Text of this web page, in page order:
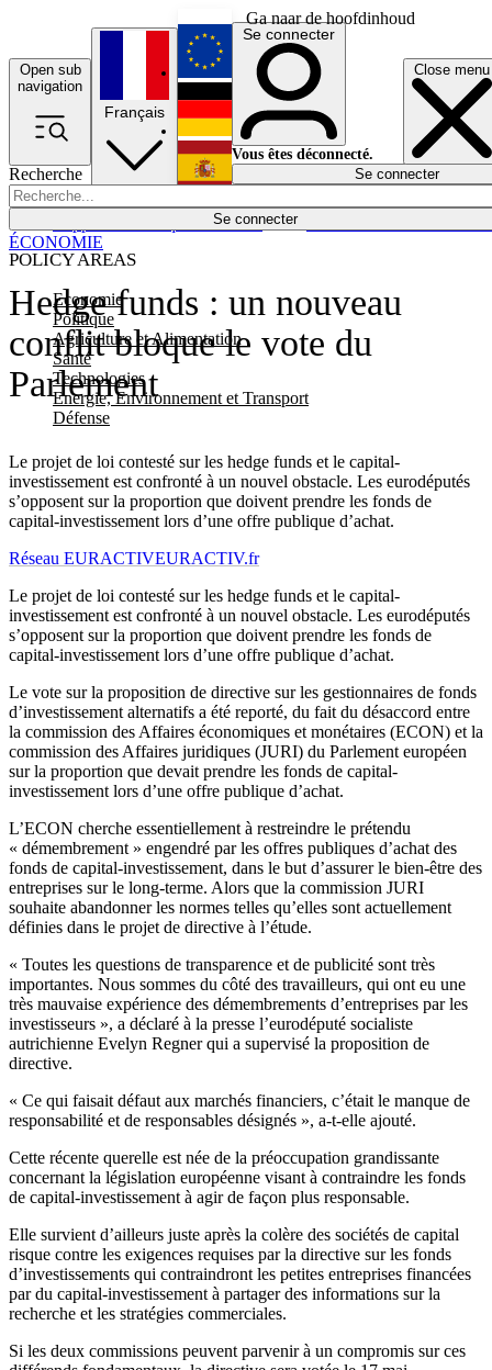
Ga naar de hoofdinhoud
Open sub
navigation
Close menu
Recherche
Se connecter
POLICY AREAS
Economie
Politique
Agriculture et Alimentation
Santé
Technologies
Energie, Environnement et Transport
Défense
Économie
Français
English
Deutsch
Español
Se connecter
Vous êtes déconnecté.
Se connecter
Hedge funds : un nouveau
conflit bloque le vote du
Parlement
Le projet de loi contesté sur les hedge funds et le capital-
investissement est confronté à un nouvel obstacle. Les eurodéputés
s’opposent sur la proportion que doivent prendre les fonds de
capital-investissement lors d’une offre publique d’achat.
ÉCONOMIE
Réseau EURACTIVEURACTIV.fr
Le projet de loi contesté sur les hedge funds et le capital-
investissement est confronté à un nouvel obstacle. Les eurodéputés
s’opposent sur la proportion que doivent prendre les fonds de
capital-investissement lors d’une offre publique d’achat.
Le vote sur la proposition de directive sur les gestionnaires de fonds
d’investissement alternatifs a été reporté, du fait du désaccord entre
la commission des Affaires économiques et monétaires (ECON) et la
commission des Affaires juridiques (JURI) du Parlement européen
sur la proportion que devait prendre les fonds de capital-
investissement lors d’une offre publique d’achat.
L’ECON cherche essentiellement à restreindre le prétendu
« démembrement » engendré par les offres publiques d’achat des
fonds de capital-investissement, dans le but d’assurer le bien-être des
entreprises sur le long-terme. Alors que la commission JURI
souhaite abandonner les normes telles qu’elles sont actuellement
définies dans le projet de directive à l’étude.
« Toutes les questions de transparence et de publicité sont très
importantes. Nous sommes du côté des travailleurs, qui ont eu une
très mauvaise expérience des démembrements d’entreprises par les
investisseurs », a déclaré à la presse l’eurodéputé socialiste
autrichienne Evelyn Regner qui a supervisé la proposition de
directive.
« Ce qui faisait défaut aux marchés financiers, c’était le manque de
responsabilité et de responsables désignés », a-t-elle ajouté.
Cette récente querelle est née de la préoccupation grandissante
concernant la législation européenne visant à contraindre les fonds
de capital-investissement à agir de façon plus responsable.
Elle survient d’ailleurs juste après la colère des sociétés de capital
risque contre les exigences requises par la directive sur les fonds
d’investissements qui contraindront les petites entreprises financées
par du capital-investissement à partager des informations sur la
recherche et les stratégies commerciales.
Si les deux commissions peuvent parvenir à un compromis sur ces